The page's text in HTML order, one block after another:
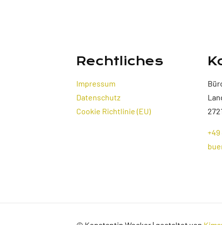
Rechtliches
Impressum
Datenschutz
Cookie Richtlinie (EU)
+49